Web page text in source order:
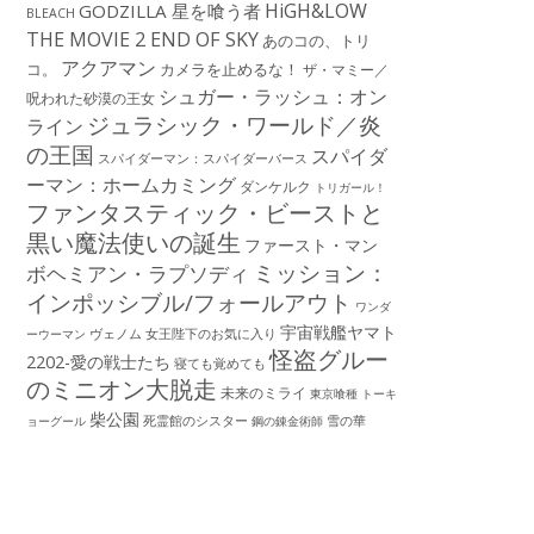
BLEACH GODZILLA 星を喰う者 HiGH&LOW
THE MOVIE 2 END OF SKY あのコの、トリ
コ。
アクアマン カメラを止めるな！ ザ・マミー／
呪われた砂漠の王女 シュガー・ラッシュ：オン
ライン ジュラシック・ワールド／炎
の王国 スパイダーマン：スパイダーバース スパイダ
ーマン：ホームカミング ダンケルク トリガール！
ファンタスティック・ビーストと
黒い魔法使いの誕生 ファースト・マン
ボヘミアン・ラプソディ ミッション：
インポッシブル/フォールアウト ワンダ
ーウーマン ヴェノム 女王陛下のお気に入り 宇宙戦艦ヤマト
2202-愛の戦士たち 寝ても覚めても 怪盗グルー
のミニオン大脱走 未来のミライ 東京喰種 トーキ
ョーグール 柴公園 死霊館のシスター 鋼の錬金術師 雪の華